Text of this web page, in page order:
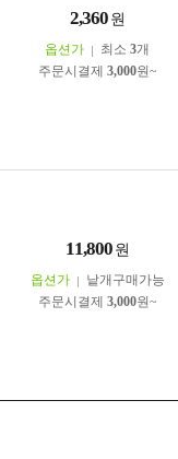
2,360 원
옵션가 최소 3개
주문시결제 3,000원~
11,800 원
옵션가
낱개구매가능
주문시결제 3,000원~